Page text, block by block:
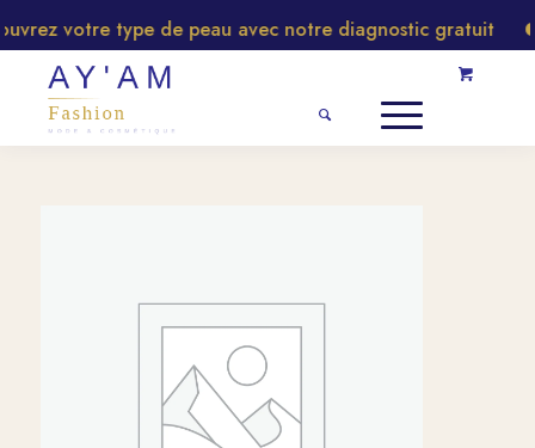
votre type de peau avec notre diagnostic gratuit